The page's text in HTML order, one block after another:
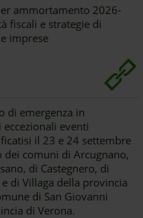
ammortamento 2026-
fiscali e strategie di
imprese
di emergenza in
eccezionali eventi
il 23 e 24 settembre
comuni di Arcugnano,
di Castegnero, di
di Villaga della provincia
di San Giovanni
di Verona.